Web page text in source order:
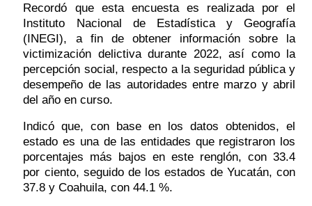
Recordó que esta encuesta es realizada por el
Instituto Nacional de Estadística y Geografía
(INEGI), a fin de obtener información sobre la
victimización delictiva durante 2022, así como la
percepción social, respecto a la seguridad pública y
desempeño de las autoridades entre marzo y abril
del año en curso.
Indicó que, con base en los datos obtenidos, el
estado es una de las entidades que registraron los
porcentajes más bajos en este renglón, con 33.4
por ciento, seguido de los estados de Yucatán, con
37.8 y Coahuila, con 44.1 %.